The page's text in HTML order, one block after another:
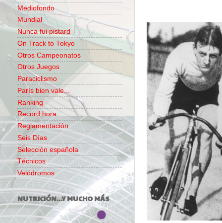
Mediofondo
Mundial
Nunca fui pistard
On Track to Tokyo
Otros Campeonatos
Otros Juegos
Paraciclismo
París bien vale...
Ranking
Record hora
Reglamentación
Seis Días
Selección española
Técnicos
Velódromos
NUTRICIÓN...Y MUCHO MÁS